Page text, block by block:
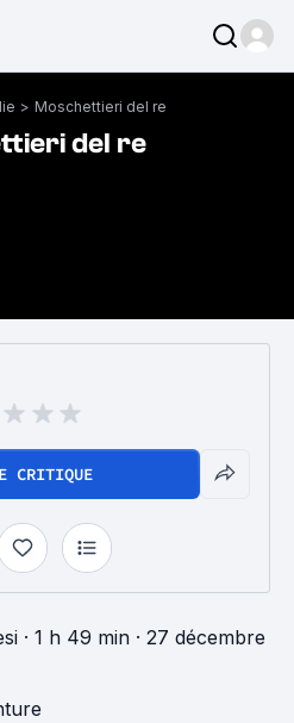
> Moschettieri del re
del re
CRITIQUE
· 1 h 49 min · 27 décembre